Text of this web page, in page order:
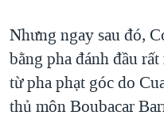
QUAN HỆ VIỆT MỸ
Nhưng ngay sau đó,
bằng pha đánh đầu
từ pha phạt góc do
thủ môn Boubacar